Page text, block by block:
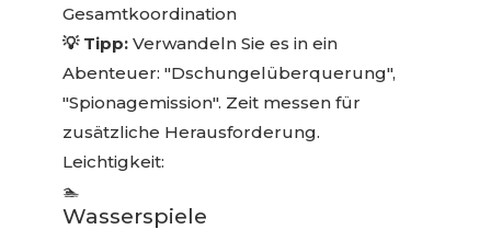
Gesamtkoordination
💡 Tipp:Verwandeln Sie es in ein
Abenteuer: "Dschungelüberquerung",
"Spionagemission". Zeit messen für
zusätzliche Herausforderung.
Leichtigkeit:
🏊
Wasserspiele